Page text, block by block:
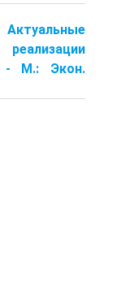
- М.: Экон.